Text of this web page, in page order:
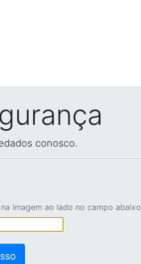
conosco.
imagem ao lado no campo abaixo